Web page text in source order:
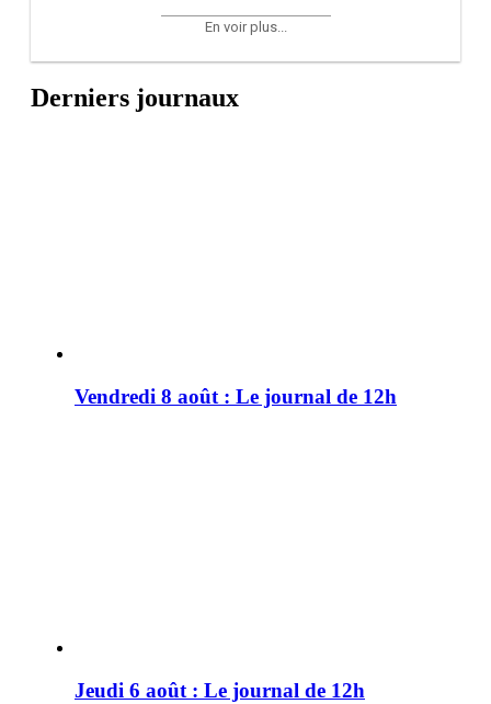
En voir plus...
Derniers journaux
Vendredi 8 août : Le journal de 12h
Jeudi 6 août : Le journal de 12h